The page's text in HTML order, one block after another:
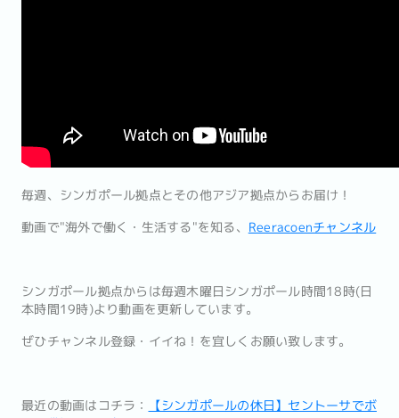
毎週、シンガポール拠点とその他アジア拠点からお届け！
動画で"海外で働く・生活する"を知る、 Reeracoenチャンネル
シンガポール拠点からは毎週木曜日シンガポール時間18時(日
本時間19時)より動画を更新しています。
ぜひチャンネル登録・イイね！を宜しくお願い致します。
最近の動画はコチラ：
【シンガポールの休日】セントーサでボ